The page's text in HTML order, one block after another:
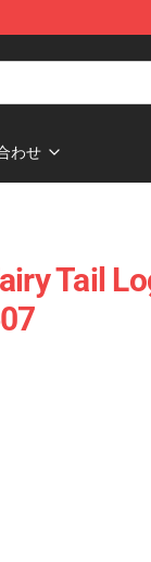
わせ
Tail